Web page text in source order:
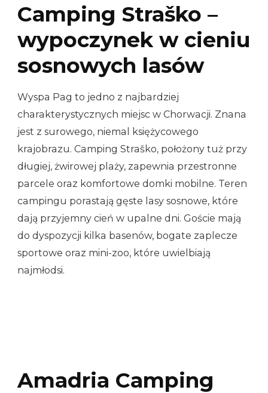
Camping Straško –
wypoczynek w cieniu
sosnowych lasów
Wyspa Pag to jedno z najbardziej
charakterystycznych miejsc w Chorwacji. Znana
jest z surowego, niemal księżycowego
krajobrazu. Camping Straško, położony tuż przy
długiej, żwirowej plaży, zapewnia przestronne
parcele oraz komfortowe domki mobilne. Teren
campingu porastają gęste lasy sosnowe, które
dają przyjemny cień w upalne dni. Goście mają
do dyspozycji kilka basenów, bogate zaplecze
sportowe oraz mini-zoo, które uwielbiają
najmłodsi.
Amadria Camping